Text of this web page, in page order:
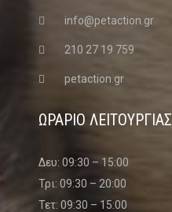
info@petaction.gr
210 27 19 759
petaction.gr
ΩΡΑΡΙΟ ΛΕΙΤΟΥΡΓΙΑΣ
Δευ: 09:30 – 15:00
Τρι: 09:30 – 20:00
Τετ: 09:30 – 15:00